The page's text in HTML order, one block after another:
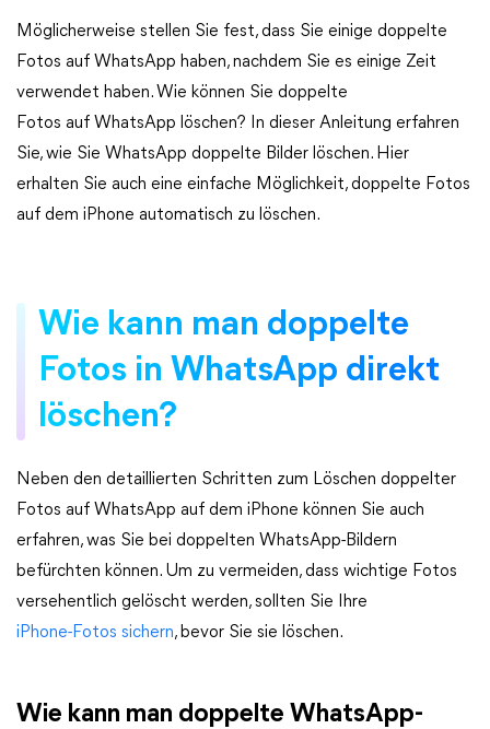
Möglicherweise stellen Sie fest, dass Sie einige doppelte
Fotos auf WhatsApp haben, nachdem Sie es einige Zeit
verwendet haben. Wie können Sie doppelte
Fotos auf WhatsApp löschen? In dieser Anleitung erfahren
Sie, wie Sie WhatsApp doppelte Bilder löschen. Hier
erhalten Sie auch eine einfache Möglichkeit, doppelte Fotos
auf dem iPhone automatisch zu löschen.
Wie kann man doppelte
Fotos in WhatsApp direkt
löschen?
Neben den detaillierten Schritten zum Löschen doppelter
Fotos auf WhatsApp auf dem iPhone können Sie auch
erfahren, was Sie bei doppelten WhatsApp-Bildern
befürchten können. Um zu vermeiden, dass wichtige Fotos
versehentlich gelöscht werden, sollten Sie Ihre
iPhone-Fotos sichern, bevor Sie sie löschen.
Wie kann man doppelte WhatsApp-